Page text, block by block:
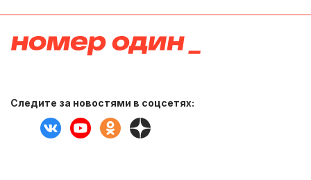
Следите за новостями в соцсетях: